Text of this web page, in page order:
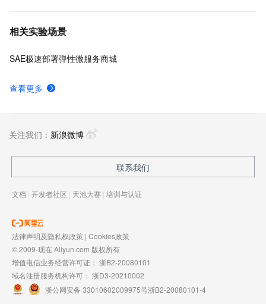
相关实验场景
SAE极速部署弹性微服务商城
查看更多
关注我们： 新浪微博
联系我们
文档 | 开发者社区 | 天池大赛 | 培训与认证
法律声明及隐私权政策 | Cookies政策
© 2009-现在 Aliyun.com 版权所有
增值电信业务经营许可证： 浙B2-20080101
域名注册服务机构许可： 浙D3-20210002
浙公网安备 33010602009975号浙B2-20080101-4